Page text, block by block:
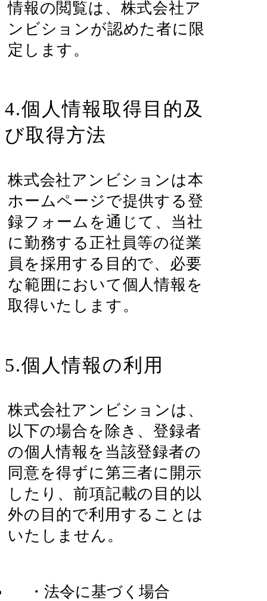
情報の閲覧は、株式会社ア
ンビションが認めた者に限
定します。
4.個人情報取得目的及
び取得方法
株式会社アンビションは本
ホームページで提供する登
録フォームを通じて、当社
に勤務する正社員等の従業
員を採用する目的で、必要
な範囲において個人情報を
取得いたします。
5.個人情報の利用
株式会社アンビションは、
以下の場合を除き、登録者
の個人情報を当該登録者の
同意を得ずに第三者に開示
したり、前項記載の目的以
外の目的で利用することは
いたしません。
・法令に基づく場合